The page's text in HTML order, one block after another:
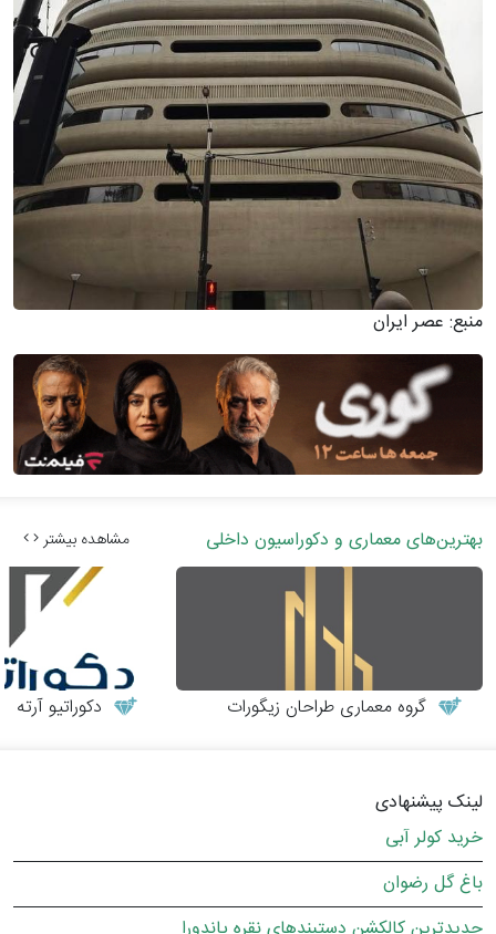
منبع: عصر ایران
بهترین‌های معماری و دکوراسیون داخلی مشاهده بیشتر
گروه معماری طراحان زیگورات دکوراتیو آرته
لینک پیشنهادی
خرید کولر آبی
باغ گل رضوان